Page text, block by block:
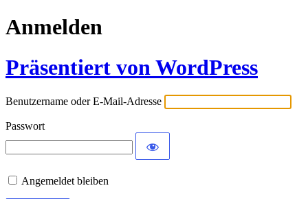
Anmelden
Präsentiert von WordPress
Benutzername oder E-Mail-Adresse
Passwort
Angemeldet bleiben